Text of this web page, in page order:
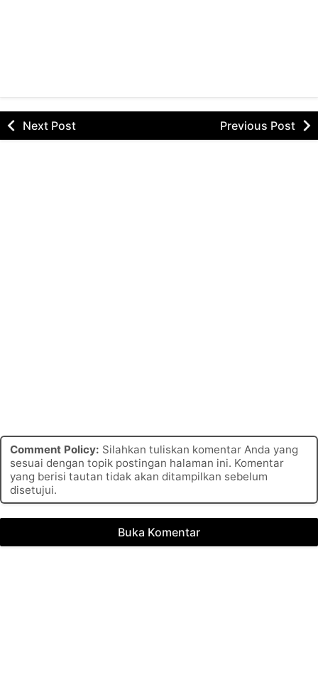
Next Post Previous Post
Comment Policy: Silahkan tuliskan komentar Anda yang
sesuai dengan topik postingan halaman ini. Komentar
yang berisi tautan tidak akan ditampilkan sebelum
disetujui.
Buka Komentar